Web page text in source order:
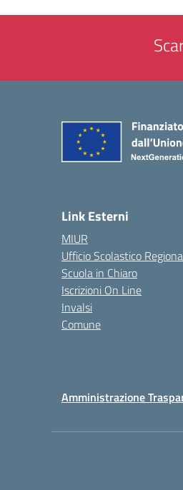
Link Esterni
MIUR
Ufficio Scolastico
Scuola in Chiaro
Iscrizioni On Line
Invalsi
Comune
Amministrazione